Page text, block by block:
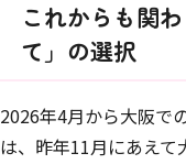
これからも関
て」の選択
2026年4月から大阪で
は、昨年11月にあえて